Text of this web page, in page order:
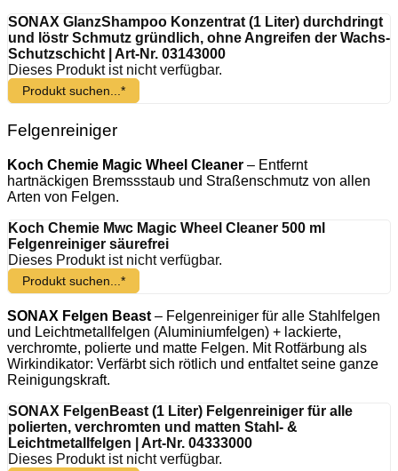
SONAX GlanzShampoo Konzentrat (1 Liter) durchdringt
und löstr Schmutz gründlich, ohne Angreifen der Wachs-
Schutzschicht | Art-Nr. 03143000
Dieses Produkt ist nicht verfügbar.
Produkt suchen...*
Felgenreiniger
Koch Chemie Magic Wheel Cleaner – Entfernt
hartnäckigen Bremssstaub und Straßenschmutz von allen
Arten von Felgen.
Koch Chemie Mwc Magic Wheel Cleaner 500 ml
Felgenreiniger säurefrei
Dieses Produkt ist nicht verfügbar.
Produkt suchen...*
SONAX Felgen Beast – Felgenreiniger für alle Stahlfelgen
und Leichtmetallfelgen (Aluminiumfelgen) + lackierte,
verchromte, polierte und matte Felgen. Mit Rotfärbung als
Wirkindikator: Verfärbt sich rötlich und entfaltet seine ganze
Reinigungskraft.
SONAX FelgenBeast (1 Liter) Felgenreiniger für alle
polierten, verchromten und matten Stahl- &
Leichtmetallfelgen | Art-Nr. 04333000
Dieses Produkt ist nicht verfügbar.